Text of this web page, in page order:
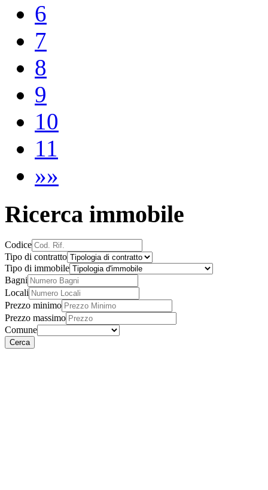
6
7
8
9
10
11
»»
Ricerca immobile
Codice
Tipo di contratto
Tipo di immobile
Bagni
Locali
Prezzo minimo
Prezzo massimo
Comune